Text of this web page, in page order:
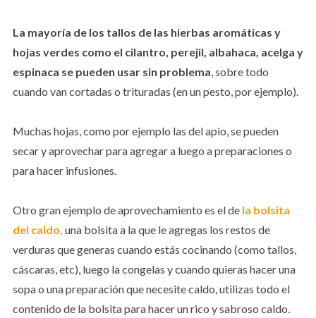
La mayoría de los tallos de las hierbas aromáticas y
hojas verdes como el cilantro, perejil, albahaca, acelga y
espinaca se pueden usar sin problema, sobre todo
cuando van cortadas o trituradas (en un pesto, por ejemplo).
Muchas hojas, como por ejemplo las del apio, se pueden
secar y aprovechar para agregar a luego a preparaciones o
para hacer infusiones.
Otro gran ejemplo de aprovechamiento es el de la bolsita
del caldo, una bolsita a la que le agregas los restos de
verduras que generas cuando estás cocinando (como tallos,
cáscaras, etc), luego la congelas y cuando quieras hacer una
sopa o una preparación que necesite caldo, utilizas todo el
contenido de la bolsita para hacer un rico y sabroso caldo.